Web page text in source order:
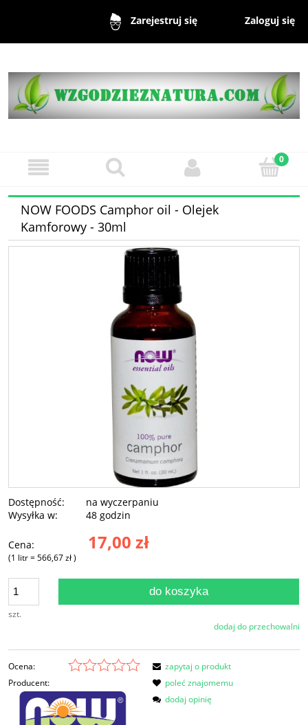
Zarejestruj się Zaloguj się
NOW FOODS Camphor oil - Olejek
Kamforowy - 30ml
Dostępność:
na wyczerpaniu
Wysyłka w:
48 godzin
Cena: 17,00 zł
(1 litr=566,67 zł)
szt.
do koszyka
dodaj do przechowalni
Ocena:
Producent:
zapytaj o produkt
poleć znajomemu
dodaj opinię